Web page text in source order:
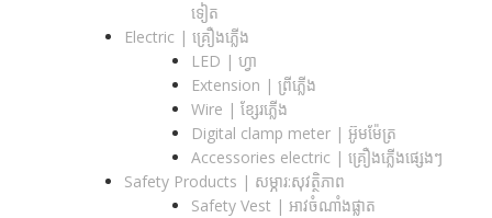
ទៀត
Electric | គ្រឿងភ្លើង
LED | ហ្វា
Extension | ព្រីភ្លើង
Wire | ខ្សែរភ្លើង
Digital clamp meter | អ៊ូមម៉ែត្រ
Accessories electric | គ្រឿងភ្លើងផ្សេងៗ
Safety Products | សម្ភារ:សុវត្ថិភាព
Safety Vest | អាវចំណាំងផ្លាត